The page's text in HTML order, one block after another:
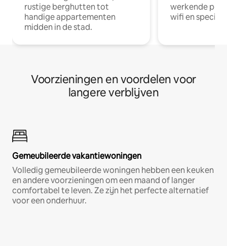
rustige berghutten tot
handige appartementen
midden in de stad.
werkende
wifi en
Voorzieningen en voordelen voor
langere verblijven
Gemeubileerde vakantiewoningen
Volledig gemeubileerde woningen hebben een keuken
en andere voorzieningen om een maand of langer
comfortabel te leven. Ze zijn het perfecte alternatief
voor een onderhuur.